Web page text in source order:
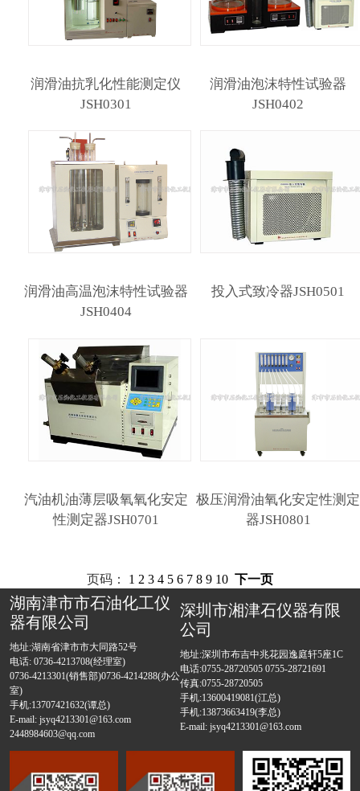
润滑油抗乳化性能测定仪
JSH0301
润滑油泡沫特性试验器
JSH0402
润滑油高温泡沫特性试验器
JSH0404
投入式致冷器JSH0501
汽油机油薄层吸氧氧化安定
性测定器JSH0701
极压润滑油氧化安定性测定
器JSH0801
页码： 1 2 3 4 5 6 7 8 9 10 下一页
湖南津市市石油化工仪
器有限公司
地址:湖南省津市市大同路52号
电话: 0736-4213708(经理室)
0736-4213301(销售部)0736-4214288(办公
室)
手机:13707421632(谭总)
E-mail: jsyq4213301@163.com
2448984603@qq.com
深圳市湘津石仪器有限
公司
地址:深圳市布吉中兆花园逸庭轩5座1C
电话:0755-28720505 0755-28721691
传真:0755-28720505
手机:13600419081(江总)
手机:13873663419(李总)
E-mail: jsyq4213301@163.com